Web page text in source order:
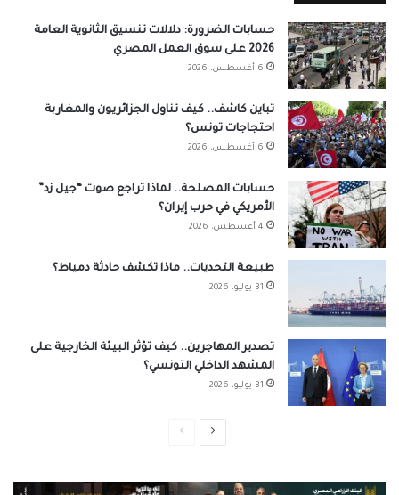
حسابات الضرورة: دلالات تنسيق الثانوية العامة
2026 على سوق العمل المصري
6 أغسطس، 2026
تباين كاشف.. كيف تناول الجزائريون والمغاربة
احتجاجات تونس؟
6 أغسطس، 2026
حسابات المصلحة.. لماذا تراجع صوت “جيل زد”
الأمريكي في حرب إيران؟
4 أغسطس، 2026
طبيعة التحديات.. ماذا تكشف حادثة دمياط؟
31 يوليو، 2026
تصدير المهاجرين.. كيف تؤثر البيئة الخارجية على
المشهد الداخلي التونسي؟
31 يوليو، 2026
الصفحةالصفحة